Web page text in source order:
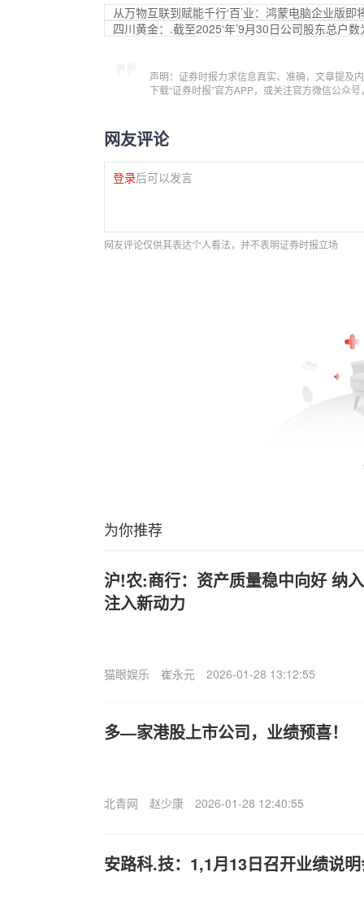
从万物互联到赋能千行‘百’业：鸿蒙电脑企业版即
四川黄金：.截至2025‘年’9月30日公司股东总户
声明：证券时报力求信息真实、准确，文章提及
下载“证券时报”官方APP，或关注官方微信公众
网友评论
登录后可以发言
网友评论仅供其表达个人看法，并不表明证券时报立场
为你推荐
沪!农:商行：资产质量稳中向好 纳
注入新动力
猫眼娱乐 崔永元 2026-01-28 13:12:55
多—家港股上市公司，业绩预喜！
北青网 赵少康 2026-01-28 12:40:55
安路科.技：1,1月13日召开业绩说